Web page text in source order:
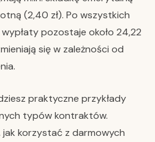
(2,40 zł). Po wszystkich
pozostaje około 24,22
się w zależności od
praktyczne przykłady
typów kontraktów.
jak korzystać z darmowych